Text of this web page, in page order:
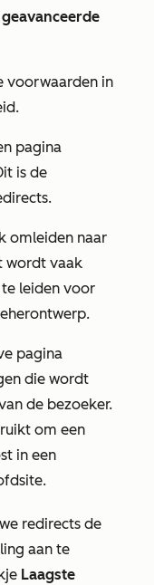
geavanceerde
voorwaarden in
pagina
is de
omleiden naar
wordt vaak
leiden voor
pagina
die wordt
de bezoeker.
om een
in een
redirects de
aan te
Laagste